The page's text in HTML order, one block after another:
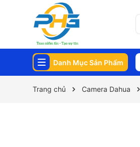
Danh Mục Sản Phẩm
Trang chủ Camera Dahua